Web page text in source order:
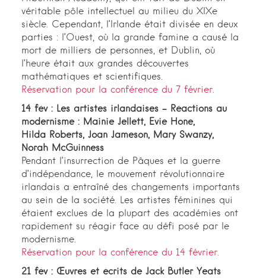
véritable pôle intellectuel au milieu du XIXe
siècle. Cependant, l’Irlande était divisée en deux
parties : l’Ouest, où la grande famine a causé la
mort de milliers de personnes, et Dublin, où
l’heure était aux grandes découvertes
mathématiques et scientifiques.
Réservation pour la conférence du 7 février.
14 fév : Les artistes irlandaises – Réactions au
modernisme : Mainie Jellett, Evie Hone,
Hilda Roberts, Joan Jameson, Mary Swanzy,
Norah McGuinness
Pendant l’insurrection de Pâques et la guerre
d’indépendance, le mouvement révolutionnaire
irlandais a entraîné des changements importants
au sein de la société. Les artistes féminines qui
étaient exclues de la plupart des académies ont
rapidement su réagir face au défi posé par le
modernisme.
Réservation pour la conférence du 14 février.
21 fév : Œuvres et écrits de Jack Butler Yeats